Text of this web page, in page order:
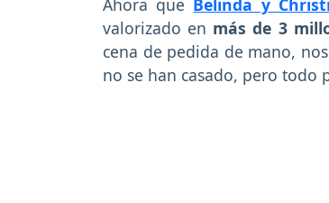
Ahora que Belinda y
valorizado en más de 3
cena de pedida de mano,
no se han casado, pero todo